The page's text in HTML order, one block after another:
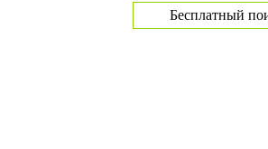
Бесплатный